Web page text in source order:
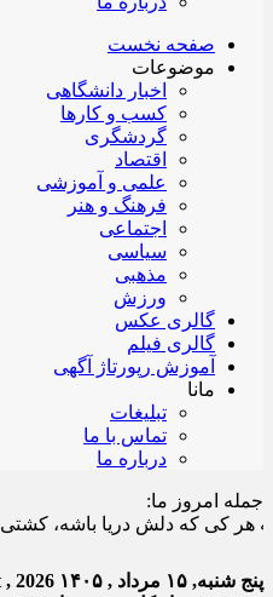
صفحه نخست
موضوعات
اخبار دانشگاهی
کسب و کارها
گردشگری
اقتصاد
علمی و آموزشی
فرهنگ و هنر
اجتماعی
سیاسی
مذهبی
ورزش
گالری عکس
گالری فیلم
آموزش رپورتاژ آگهی
مانا
تبلیغات
تماس با ما
درباره ما
جمله امروز ما:
که دلش دریا باشه، کشتی میده.
پنج شنبه, ۱۵ مرداد , ۱۴۰۵ 2026